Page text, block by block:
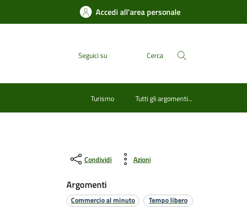
Accedi all'area personale
Seguici su Cerca
Turismo Tutti gli argomenti...
Condividi Azioni
Argomenti
Commercio al minuto Tempo libero